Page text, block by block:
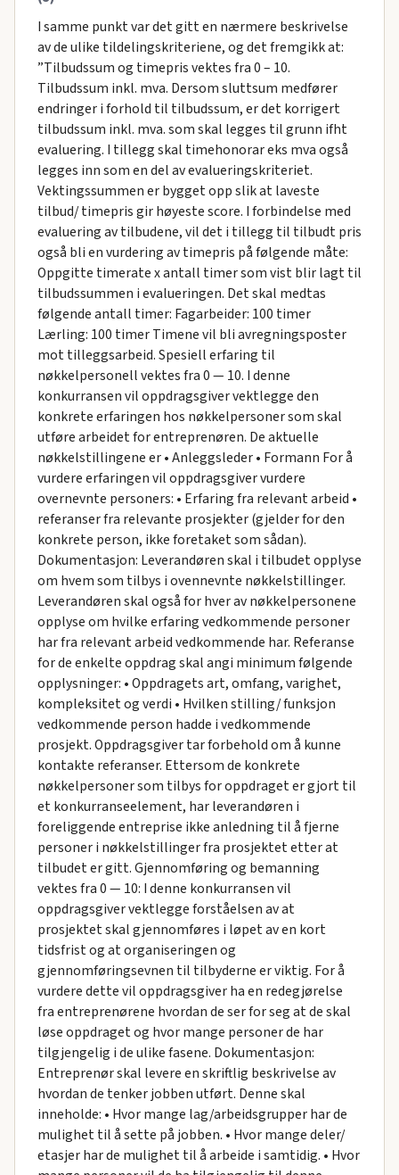
I samme punkt var det gitt en nærmere beskrivelse
av de ulike tildelingskriteriene, og det fremgikk at:
”Tilbudssum og timepris vektes fra 0 – 10.
Tilbudssum inkl. mva. Dersom sluttsum medfører
endringer i forhold til tilbudssum, er det korrigert
tilbudssum inkl. mva. som skal legges til grunn ifht
evaluering. I tillegg skal timehonorar eks mva også
legges inn som en del av evalueringskriteriet.
Vektingssummen er bygget opp slik at laveste
tilbud/ timepris gir høyeste score. I forbindelse med
evaluering av tilbudene, vil det i tillegg til tilbudt pris
også bli en vurdering av timepris på følgende måte:
Oppgitte timerate x antall timer som vist blir lagt til
tilbudssummen i evalueringen. Det skal medtas
følgende antall timer: Fagarbeider: 100 timer
Lærling: 100 timer Timene vil bli avregningsposter
mot tilleggsarbeid. Spesiell erfaring til
nøkkelpersonell vektes fra 0 — 10. I denne
konkurransen vil oppdragsgiver vektlegge den
konkrete erfaringen hos nøkkelpersoner som skal
utføre arbeidet for entreprenøren. De aktuelle
nøkkelstillingene er • Anleggsleder • Formann For å
vurdere erfaringen vil oppdragsgiver vurdere
overnevnte personers: • Erfaring fra relevant arbeid •
referanser fra relevante prosjekter (gjelder for den
konkrete person, ikke foretaket som sådan).
Dokumentasjon: Leverandøren skal i tilbudet opplyse
om hvem som tilbys i ovennevnte nøkkelstillinger.
Leverandøren skal også for hver av nøkkelpersonene
opplyse om hvilke erfaring vedkommende personer
har fra relevant arbeid vedkommende har. Referanse
for de enkelte oppdrag skal angi minimum følgende
opplysninger: • Oppdragets art, omfang, varighet,
kompleksitet og verdi • Hvilken stilling/ funksjon
vedkommende person hadde i vedkommende
prosjekt. Oppdragsgiver tar forbehold om å kunne
kontakte referanser. Ettersom de konkrete
nøkkelpersoner som tilbys for oppdraget er gjort til
et konkurranseelement, har leverandøren i
foreliggende entreprise ikke anledning til å fjerne
personer i nøkkelstillinger fra prosjektet etter at
tilbudet er gitt. Gjennomføring og bemanning
vektes fra 0 — 10: I denne konkurransen vil
oppdragsgiver vektlegge forståelsen av at
prosjektet skal gjennomføres i løpet av en kort
tidsfrist og at organiseringen og
gjennomføringsevnen til tilbyderne er viktig. For å
vurdere dette vil oppdragsgiver ha en redegjørelse
fra entreprenørene hvordan de ser for seg at de skal
løse oppdraget og hvor mange personer de har
tilgjengelig i de ulike fasene. Dokumentasjon:
Entreprenør skal levere en skriftlig beskrivelse av
hvordan de tenker jobben utført. Denne skal
inneholde: • Hvor mange lag/arbeidsgrupper har de
mulighet til å sette på jobben. • Hvor mange deler/
etasjer har de mulighet til å arbeide i samtidig. • Hvor